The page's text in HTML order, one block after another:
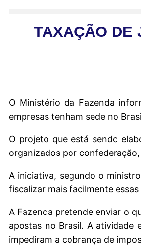
TAXAÇÃO DE
O Ministério da Fazenda
empresas tenham sede no
O projeto que está sendo
organizados por
A iniciativa, segundo o
fiscalizar mais facilmente
A Fazenda pretende enviar o
apostas no Brasil. A atividade
impediram a cobrança de